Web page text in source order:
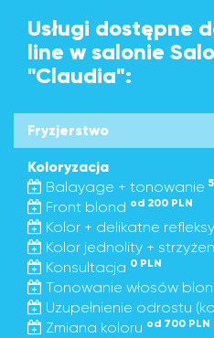
Usługi dostępne
line w salonie
"Claudia":
Fryzjerstwo
Koloryzacja
Balayage + tonowanie
Front blond od 200 PLN
Kolor + delikatne
Kolor jednolity +
Konsultacja 0 PLN
Tonowanie włosów
Uzupełnienie odrostu
Zmiana koloru od 700 PLN